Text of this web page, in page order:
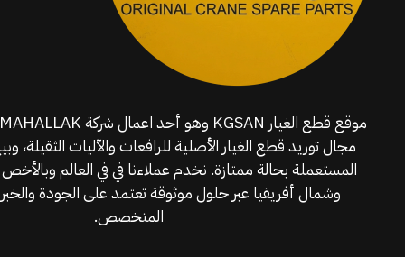
مجال توريد قطع الغيار الأصلية للرافعات والآليات الثقيلة،
المستعملة بحالة ممتازة. نخدم عملاءنا في في العالم
وشمال أفريقيا عبر حلول موثوقة تعتمد على الجودة
المتخصص.